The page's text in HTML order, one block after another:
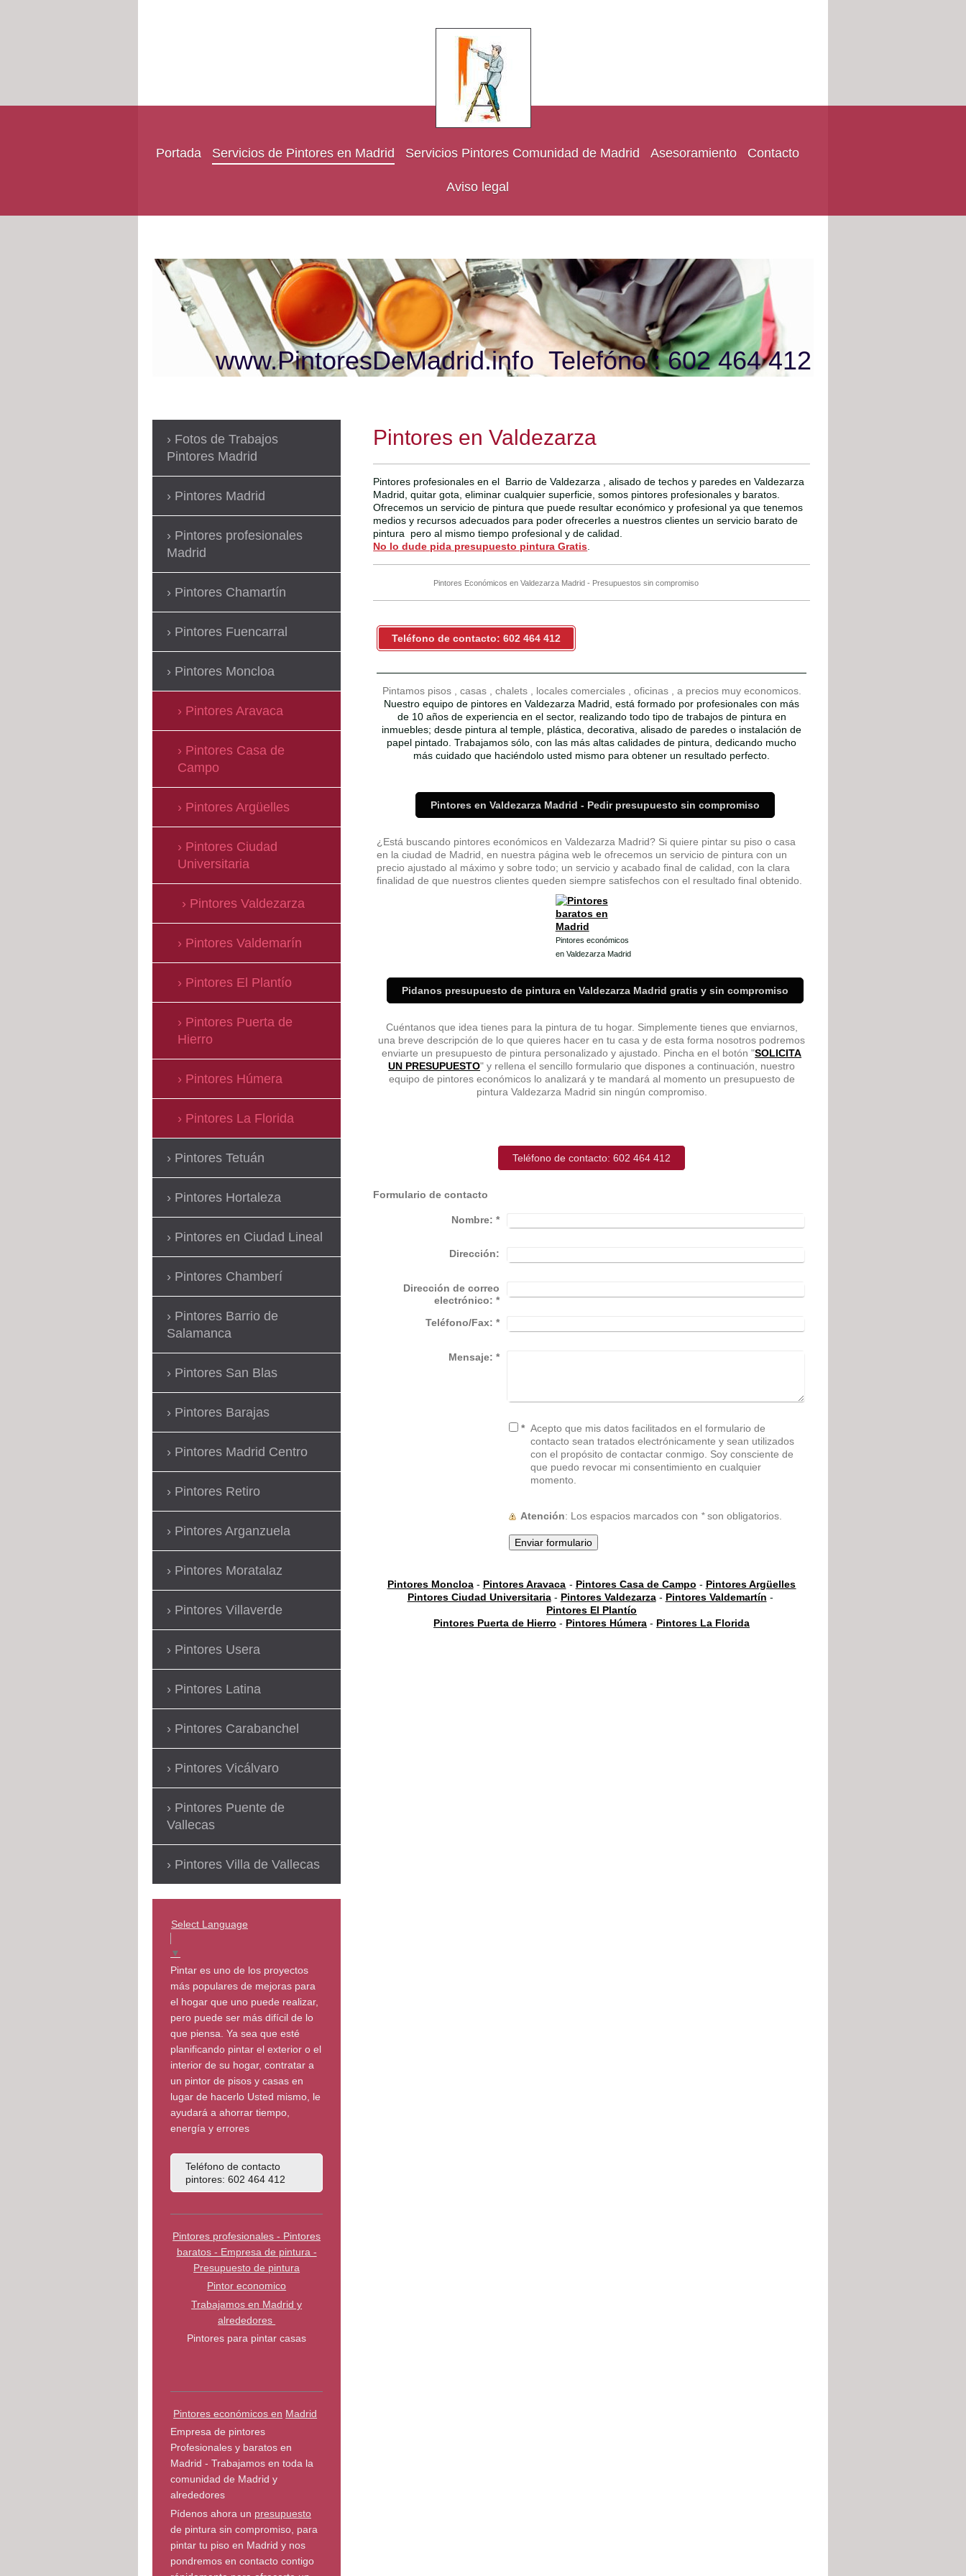
Portada Servicios de Pintores en Madrid Servicios Pintores Comunidad de Madrid Asesoramiento Contacto
Aviso legal
www.PintoresDeMadrid.info Telefóno : 602 464 412
Pintores en Valdezarza
Pintores profesionales en el Barrio de Valdezarza , alisado de techos y paredes en Valdezarza
Madrid, quitar gota, eliminar cualquier superficie, somos pintores profesionales y baratos.
Ofrecemos un servicio de pintura que puede resultar económico y profesional ya que tenemos
medios y recursos adecuados para poder ofrecerles a nuestros clientes un servicio barato de
pintura pero al mismo tiempo profesional y de calidad.
No lo dude pida presupuesto pintura Gratis
Pintores Económicos en Valdezarza Madrid - Presupuestos sin compromiso
Teléfono de contacto: 602 464 412
Pintamos pisos , casas , chalets , locales comerciales , oficinas , a precios muy economicos.
Nuestro equipo de pintores en Valdezarza Madrid, está formado por profesionales con más
de 10 años de experiencia en el sector, realizando todo tipo de trabajos de pintura en
inmuebles; desde pintura al temple, plástica, decorativa, alisado de paredes o instalación de
papel pintado. Trabajamos sólo, con las más altas calidades de pintura, dedicando mucho
más cuidado que haciéndolo usted mismo para obtener un resultado perfecto.
Pintores en Valdezarza Madrid - Pedir presupuesto sin compromiso
¿Está buscando pintores económicos en Valdezarza Madrid? Si quiere pintar su piso o casa
en la ciudad de Madrid, en nuestra página web le ofrecemos un servicio de pintura con un
precio ajustado al máximo y sobre todo; un servicio y acabado final de calidad, con la clara
finalidad de que nuestros clientes queden siempre satisfechos con el resultado final obtenido.
Pintores económicos
en Valdezarza Madrid
Pidanos presupuesto de pintura en Valdezarza Madrid gratis y sin compromiso
Cuéntanos que idea tienes para la pintura de tu hogar. Simplemente tienes que enviarnos,
una breve descripción de lo que quieres hacer en tu casa y de esta forma nosotros podremos
enviarte un presupuesto de pintura personalizado y ajustado. Pincha en el botón "SOLICITA
UN PRESUPUESTO" y rellena el sencillo formulario que dispones a continuación, nuestro
equipo de pintores económicos lo analizará y te mandará al momento un presupuesto de
pintura Valdezarza Madrid sin ningún compromiso.
Teléfono de contacto: 602 464 412
Formulario de contacto
Nombre: *
Dirección:
Dirección de correo
electrónico: *
Teléfono/Fax: *
Mensaje: *
* Acepto que mis datos facilitados en el formulario de
contacto sean tratados electrónicamente y sean utilizados
con el propósito de contactar conmigo. Soy consciente de
que puedo revocar mi consentimiento en cualquier
momento.
Atención : Los espacios marcados con *son obligatorios.
Pintores Moncloa- Pintores Aravaca - Pintores Casa de Campo - Pintores Argüelles
Pintores Ciudad Universitaria- Pintores Valdezarza- Pintores Valdemartín -
Pintores El Plantío
Pintores Puerta de Hierro - Pintores Húmera - Pintores La Florida
Fotos de Trabajos
Pintores Madrid
Pintores Madrid
Pintores profesionales
Madrid
Pintores Chamartín
Pintores Fuencarral
Pintores Moncloa
Pintores Aravaca
Pintores Casa de
Campo
Pintores Argüelles
Pintores Ciudad
Universitaria
Pintores Valdezarza
Pintores Valdemarín
Pintores El Plantío
Pintores Puerta de
Hierro
Pintores Húmera
Pintores La Florida
Pintores Tetuán
Pintores Hortaleza
Pintores en Ciudad Lineal
Pintores Chamberí
Pintores Barrio de
Salamanca
Pintores San Blas
Pintores Barajas
Pintores Madrid Centro
Pintores Retiro
Pintores Arganzuela
Pintores Moratalaz
Pintores Villaverde
Pintores Usera
Pintores Latina
Pintores Carabanchel
Pintores Vicálvaro
Pintores Puente de
Vallecas
Pintores Villa de Vallecas
Select Language
▼
Pintar es uno de los proyectos
más populares de mejoras para
el hogar que uno puede realizar,
pero puede ser más difícil de lo
que piensa. Ya sea que esté
planificando pintar el exterior o el
interior de su hogar, contratar a
un pintor de pisos y casas en
lugar de hacerlo Usted mismo, le
ayudará a ahorrar tiempo,
energía y errores
Teléfono de contacto
pintores: 602 464 412
Pintores profesionales - Pintores
baratos - Empresa de pintura -
Presupuesto de pintura
Pintor economico
Trabajamos en Madrid y
alrededores
Pintores para pintar casas
Pintores económicos en Madrid
Empresa de pintores
Profesionales y baratos en
Madrid - Trabajamos en toda la
comunidad de Madrid y
alrededores
Pídenos ahora un presupuesto
de pintura sin compromiso, para
pintar tu piso en Madrid y nos
pondremos en contacto contigo